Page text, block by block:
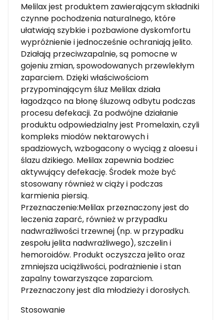
Melilax jest produktem zawierającym składniki
czynne pochodzenia naturalnego, które
ułatwiają szybkie i pozbawione dyskomfortu
wypróżnienie i jednocześnie ochraniają jelito.
Działają przeciwzapalnie, są pomocne w
gojeniu zmian, spowodowanych przewlekłym
zaparciem. Dzięki właściwościom
przypominającym śluz Melilax działa
łagodząco na błonę śluzową odbytu podczas
procesu defekacji. Za podwójne działanie
produktu odpowiedzialny jest Promelaxin, czyli
kompleks miodów nektarowych i
spadziowych, wzbogacony o wyciąg z aloesu i
ślazu dzikiego. Melilax zapewnia bodziec
aktywujący defekację. Środek może być
stosowany również w ciąży i podczas
karmienia piersią.
Przeznaczenie:Melilax przeznaczony jest do
leczenia zaparć, również w przypadku
nadwrażliwości trzewnej (np. w przypadku
zespołu jelita nadwrażliwego), szczelin i
hemoroidów. Produkt oczyszcza jelito oraz
zmniejsza uciążliwości, podrażnienie i stan
zapalny towarzyszące zaparciom.
Przeznaczony jest dla młodzieży i dorosłych.
Stosowanie